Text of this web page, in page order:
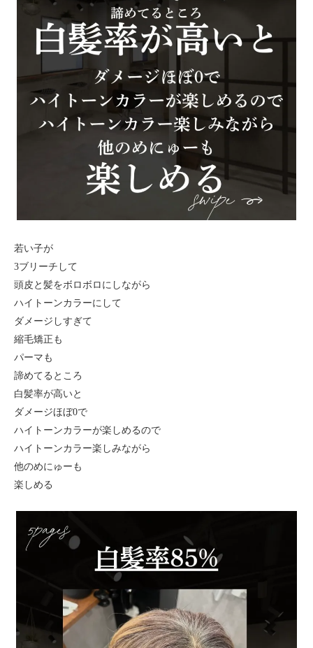
若い子が
3ブリーチして
頭皮と髪をボロボロにしながら
ハイトーンカラーにして
ダメージしすぎて
縮毛矯正も
パーマも
諦めてるところ
白髪率が高いと
ダメージほぼ0で
ハイトーンカラーが楽しめるので
ハイトーンカラー楽しみながら
他のめにゅーも
楽しめる